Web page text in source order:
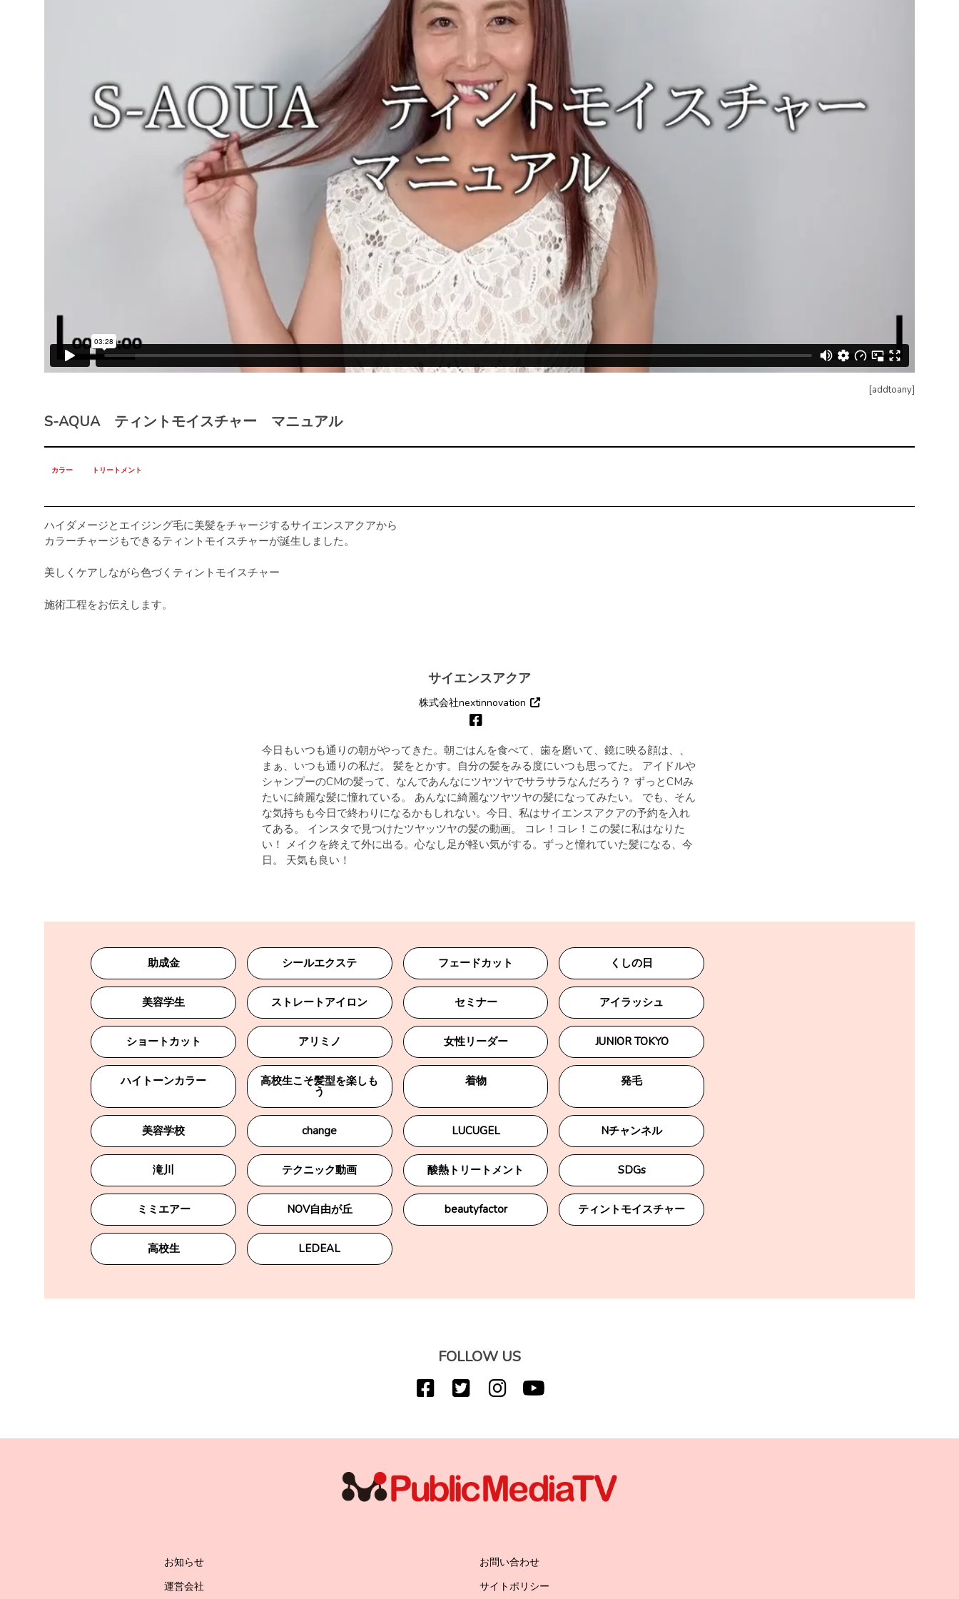
[addtoany]
S-AQUA ティントモイスチャー マニュアル
カラー トリートメント
ハイダメージとエイジング毛に美髪をチャージするサイエンスアクアから
カラーチャージもできるティントモイスチャーが誕生しました。
美しくケアしながら色づくティントモイスチャー
施術工程をお伝えします。
サイエンスアクア
株式会社nextinnovation
今日もいつも通りの朝がやってきた。朝ごはんを食べて、歯を磨いて、鏡に映る顔は、、
まぁ、いつも通りの私だ。 髪をとかす。自分の髪をみる度にいつも思ってた。 アイドルや
シャンプーのCMの髪って、なんであんなにツヤツヤでサラサラなんだろう？ ずっとCMみ
たいに綺麗な髪に憧れている。 あんなに綺麗なツヤツヤの髪になってみたい。 でも、そん
な気持ちも今日で終わりになるかもしれない。今日、私はサイエンスアクアの予約を入れ
てある。 インスタで見つけたツヤッツヤの髪の動画。 コレ！コレ！この髪に私はなりた
い！ メイクを終えて外に出る。心なし足が軽い気がする。ずっと憧れていた髪になる、今
日。 天気も良い！
助成金 シールエクステ フェードカット くしの日
美容学生 ストレートアイロン セミナー アイラッシュ
ショートカット アリミノ 女性リーダー JUNIOR TOKYO
ハイトーンカラー 高校生こそ髪型を楽しも
う
着物 発毛
美容学校 change LUCUGEL Nチャンネル
滝川 テクニック動画 酸熱トリートメント SDGs
ミミエアー NOV自由が丘 beautyfactor ティントモイスチャー
高校生 LEDEAL
FOLLOW US
お知らせ
お問い合わせ
運営会社
サイトポリシー